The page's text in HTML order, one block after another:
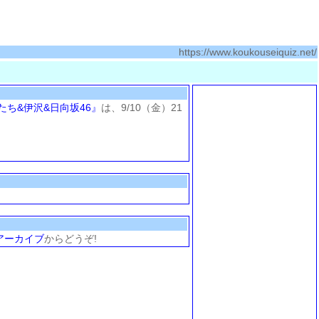
https://www.koukouseiquiz.net/
&伊沢&日向坂46』 は、9/10（金）21
ーカイブからどうぞ!